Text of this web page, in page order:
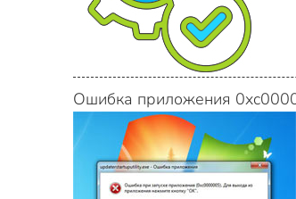
Ошибка приложения